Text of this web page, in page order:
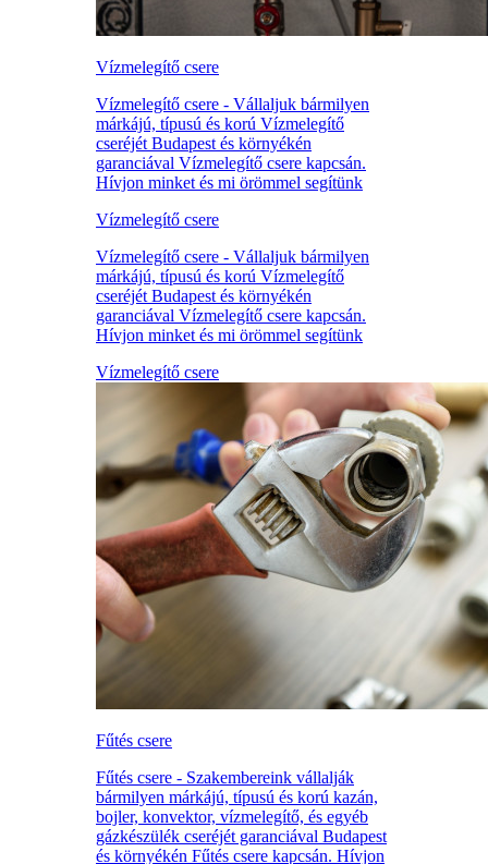
Vízmelegítő csere
Vízmelegítő csere - Vállaljuk bármilyen
márkájú, típusú és korú Vízmelegítő
cseréjét Budapest és környékén
garanciával Vízmelegítő csere kapcsán.
Hívjon minket és mi örömmel segítünk
Vízmelegítő csere
Vízmelegítő csere - Vállaljuk bármilyen
márkájú, típusú és korú Vízmelegítő
cseréjét Budapest és környékén
garanciával Vízmelegítő csere kapcsán.
Hívjon minket és mi örömmel segítünk
Vízmelegítő csere
Fűtés csere
Fűtés csere - Szakembereink vállalják
bármilyen márkájú, típusú és korú kazán,
bojler, konvektor, vízmelegítő, és egyéb
gázkészülék cseréjét garanciával Budapest
és környékén Fűtés csere kapcsán. Hívjon